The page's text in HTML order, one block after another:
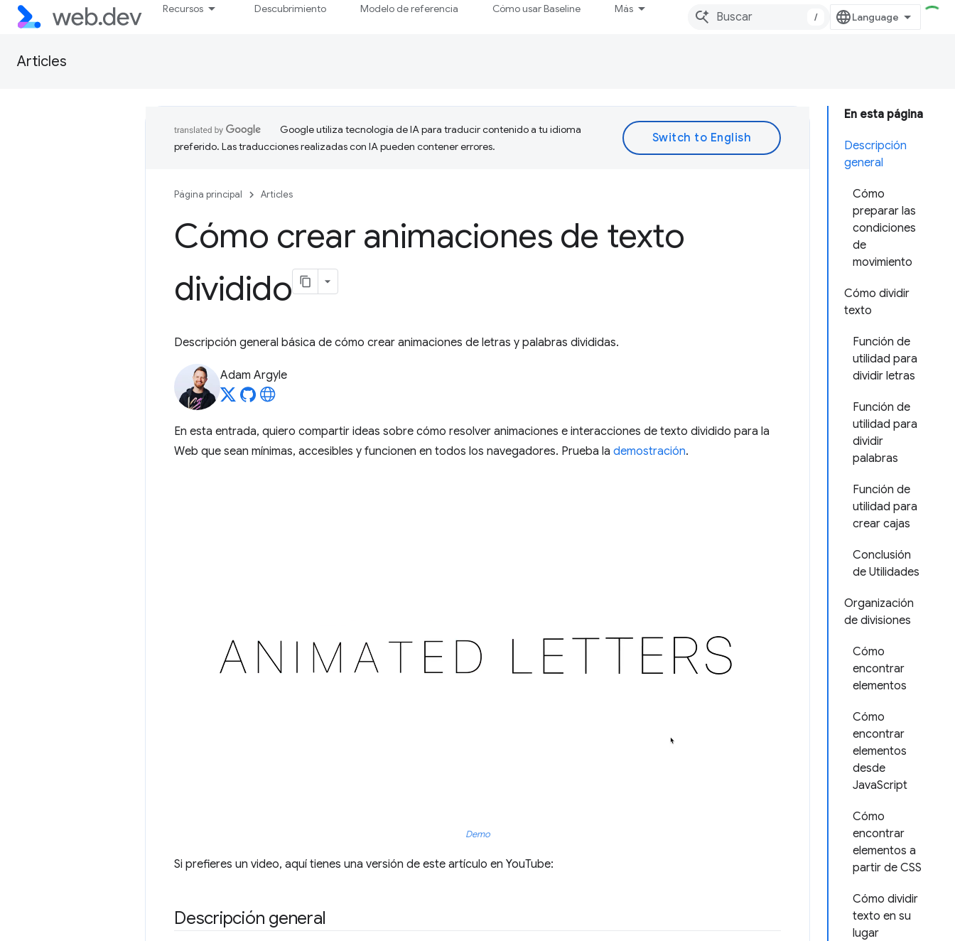
Recursos Descubrimiento Modelo de referencia Cómo usar Baseline Más
/
Articles
En esta página
Descripción
general
Cómo
preparar las
condiciones
de
movimiento
Cómo dividir
texto
Función de
utilidad para
dividir letras
Función de
utilidad para
dividir
palabras
Función de
utilidad para
crear cajas
Conclusión
de Utilidades
Organización
de divisiones
Cómo
encontrar
elementos
Cómo
encontrar
elementos
desde
JavaScript
Cómo
encontrar
elementos a
partir de CSS
Cómo dividir
texto en su
lugar
Google utiliza tecnología de IA para traducir contenido a tu idioma
preferido. Las traducciones realizadas con IA pueden contener errores.
Página principal Articles
Cómo crear animaciones de texto
dividido
Descripción general básica de cómo crear animaciones de letras y palabras divididas.
Adam Argyle
En esta entrada, quiero compartir ideas sobre cómo resolver animaciones e interacciones de texto dividido para la
Web que sean mínimas, accesibles y funcionen en todos los navegadores. Prueba la demostración.
Demo
Si prefieres un video, aquí tienes una versión de este artículo en YouTube:
Descripción general